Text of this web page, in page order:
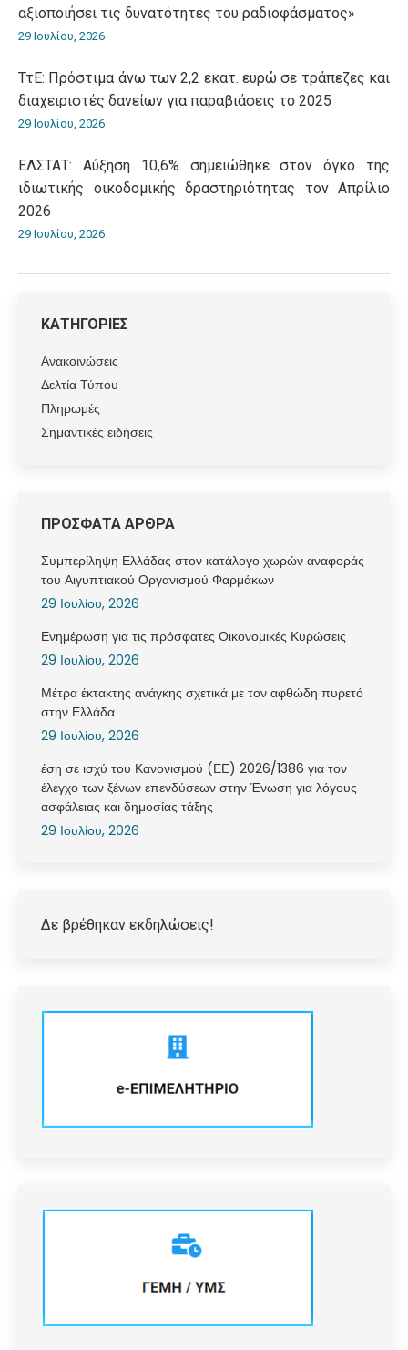
αξιοποιήσει τις δυνατότητες του ραδιοφάσματος»
29 Ιουλίου, 2026
ΤτΕ: Πρόστιμα άνω των 2,2 εκατ. ευρώ σε τράπεζες και
διαχειριστές δανείων για παραβιάσεις το 2025
29 Ιουλίου, 2026
ΕΛΣΤΑΤ: Αύξηση 10,6% σημειώθηκε στον όγκο της
ιδιωτικής οικοδομικής δραστηριότητας τον Απρίλιο
2026
29 Ιουλίου, 2026
ΚΑΤΗΓΟΡΙΕΣ
Ανακοινώσεις
Δελτία Τύπου
Πληρωμές
Σημαντικές ειδήσεις
ΠΡΟΣΦΑΤΑ ΑΡΘΡΑ
Συμπερίληψη Ελλάδας στον κατάλογο χωρών αναφοράς
του Αιγυπτιακού Οργανισμού Φαρμάκων
29 Ιουλίου, 2026
Ενημέρωση για τις πρόσφατες Οικονομικές Κυρώσεις
29 Ιουλίου, 2026
Μέτρα έκτακτης ανάγκης σχετικά με τον αφθώδη πυρετό
στην Ελλάδα
29 Ιουλίου, 2026
έση σε ισχύ του Κανονισμού (ΕΕ) 2026/1386 για τον
έλεγχο των ξένων επενδύσεων στην Ένωση για λόγους
ασφάλειας και δημοσίας τάξης
29 Ιουλίου, 2026
Δε βρέθηκαν εκδηλώσεις!